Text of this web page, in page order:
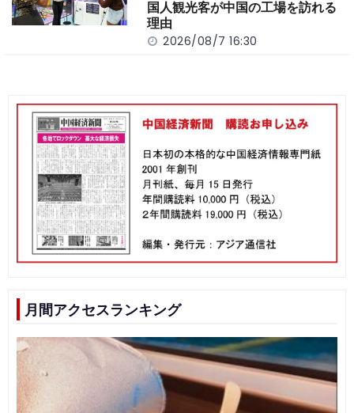
国人観光客が中国の工場を訪れる
理由
2026/08/7 16:30
月間アクセスランキング